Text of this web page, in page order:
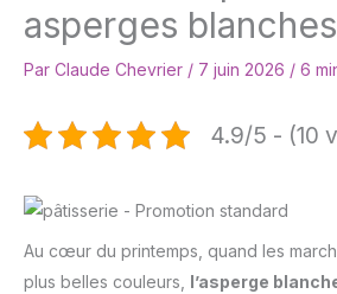
asperges blanches
Par Claude Chevrier / 7 juin 2026 / 6
4.9/5 - (10
Au cœur du printemps, quand les
plus belles couleurs, l’asperge